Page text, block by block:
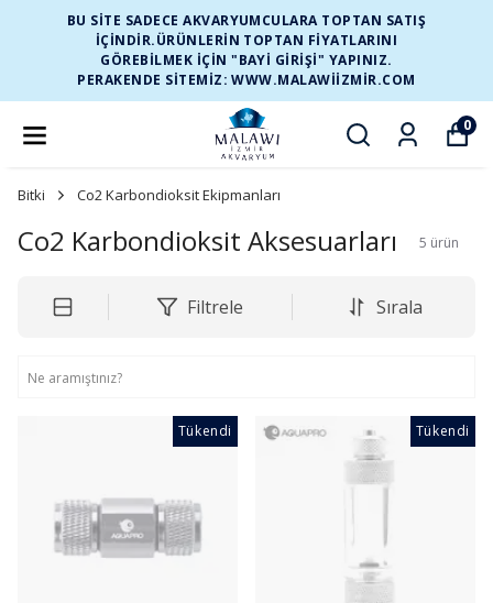
BU SİTE SADECE AKVARYUMCULARA TOPTAN SATIŞ
İÇİNDİR.ÜRÜNLERİN TOPTAN FİYATLARINI
GÖREBİLMEK İÇİN "BAYİ GİRİŞİ" YAPINIZ.
PERAKENDE SİTEMİZ: WWW.MALAWIIZMIR.COM
0
Bitki Co2 Karbondioksit Ekipmanları
Co2 Karbondioksit Aksesuarları 5 ürün
Filtrele Sırala
Tükendi Tükendi